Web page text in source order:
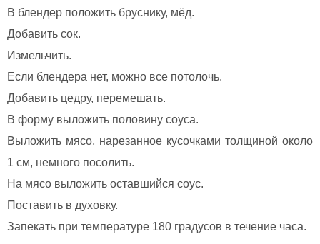
В блендер положить бруснику, мёд.
Добавить сок.
Измельчить.
Если блендера нет, можно все потолочь.
Добавить цедру, перемешать.
В форму выложить половину соуса.
Выложить мясо, нарезанное кусочками толщиной около
1 см, немного посолить.
На мясо выложить оставшийся соус.
Поставить в духовку.
Запекать при температуре 180 градусов в течение часа.